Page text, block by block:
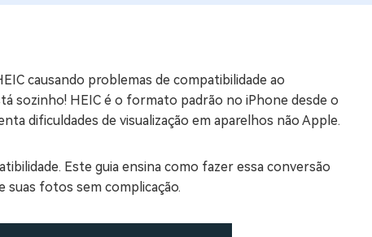
em Minutos
Checker
causando problemas de compatibilidade ao
sozinho! HEIC é o formato padrão no iPhone desde o
dificuldades de visualização em aparelhos não Apple.
Este guia ensina como fazer essa conversão
suas fotos sem complicação.